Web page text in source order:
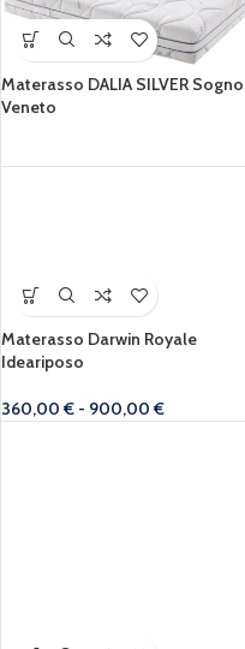
Materasso DALIA SILVER Sogno
Veneto
Materasso Darwin Royale
Ideariposo
360,00€ - 900,00€